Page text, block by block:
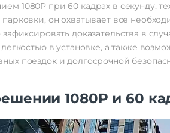
1080P при 60 кадрах в секунду,
он охватывает все
доказательства в
легкостью в установке, а также
поездок и долгосрочной
1080P и 60